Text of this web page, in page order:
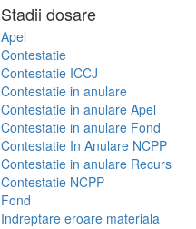
Stadii dosare
Apel
Contestatie
Contestatie ICCJ
Contestatie in anulare
Contestatie in anulare Apel
Contestatie in anulare Fond
Contestatie In Anulare NCPP
Contestatie in anulare Recurs
Contestatie NCPP
Fond
Indreptare eroare materiala